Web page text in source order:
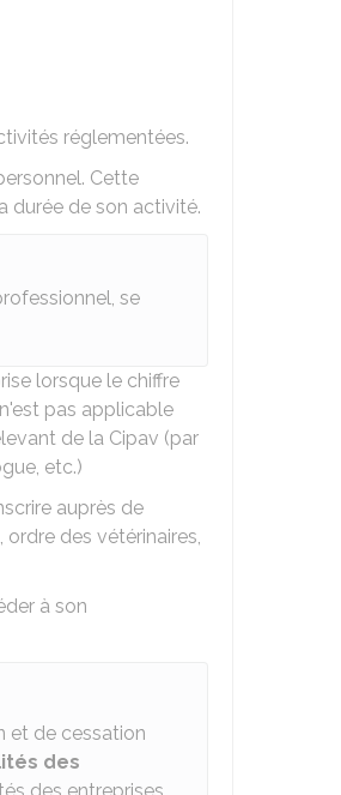
réglementées.
Cette
durée de son activité.
se
lorsque le chiffre
n'est pas applicable
de la Cipav (par
etc.)
auprès de
des vétérinaires,
à son
et de cessation
des